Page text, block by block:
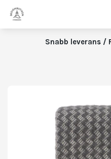
Snabb leverans /